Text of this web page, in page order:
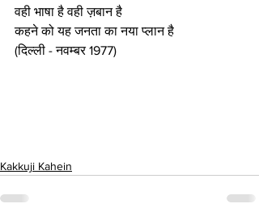
वही भाषा है वही ज़बान है
कहने को यह जनता का नया प्लान है
(दिल्ली - नवम्बर 1977)
Kakkuji Kahein